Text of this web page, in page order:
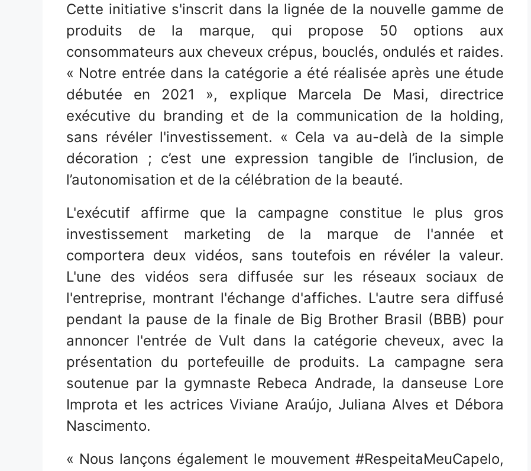
Cette initiative s'inscrit dans la lignée de la nouvelle gamme de
produits de la marque, qui propose 50 options aux
consommateurs aux cheveux crépus, bouclés, ondulés et raides.
« Notre entrée dans la catégorie a été réalisée après une étude
débutée en 2021 », explique Marcela De Masi, directrice
exécutive du branding et de la communication de la holding,
sans révéler l'investissement. « Cela va au-delà de la simple
décoration ; c’est une expression tangible de l’inclusion, de
l’autonomisation et de la célébration de la beauté.
L'exécutif affirme que la campagne constitue le plus gros
investissement marketing de la marque de l'année et
comportera deux vidéos, sans toutefois en révéler la valeur.
L'une des vidéos sera diffusée sur les réseaux sociaux de
l'entreprise, montrant l'échange d'affiches. L'autre sera diffusé
pendant la pause de la finale de Big Brother Brasil (BBB) ​​​​pour
annoncer l'entrée de Vult dans la catégorie cheveux, avec la
présentation du portefeuille de produits. La campagne sera
soutenue par la gymnaste Rebeca Andrade, la danseuse Lore
Improta et les actrices Viviane Araújo, Juliana Alves et Débora
Nascimento.
« Nous lançons également le mouvement #RespeitaMeuCapelo,